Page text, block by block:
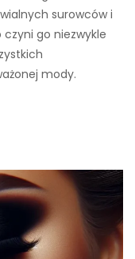
surowców i
go niezwykle
mody.